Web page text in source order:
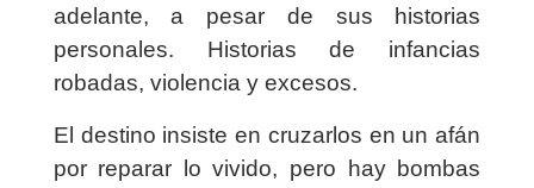
adelante, a pesar de sus historias
personales. Historias de infancias
robadas, violencia y excesos.
El destino insiste en cruzarlos en un afán
por reparar lo vivido, pero hay bombas